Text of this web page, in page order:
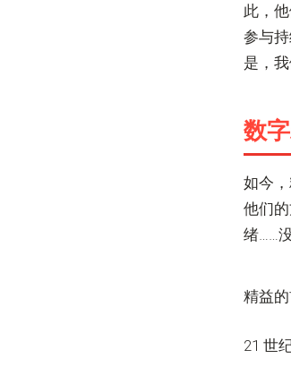
此，
参与
是，
数
如今
他们
绪……
精益
21 世